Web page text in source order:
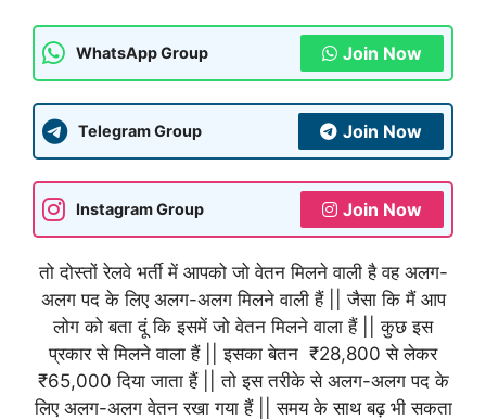
WhatsApp Group Join Now
Telegram Group Join Now
Instagram Group Join Now
तो दोस्तों रेलवे भर्ती में आपको जो वेतन मिलने वाली है वह अलग-
अलग पद के लिए अलग-अलग मिलने वाली हैं || जैसा कि मैं आप
लोग को बता दूं कि इसमें जो वेतन मिलने वाला हैं || कुछ इस
प्रकार से मिलने वाला हैं || इसका बेतन ₹28,800 से लेकर
₹65,000 दिया जाता हैं || तो इस तरीके से अलग-अलग पद के
लिए अलग-अलग वेतन रखा गया हैं || समय के साथ बढ़ भी सकता